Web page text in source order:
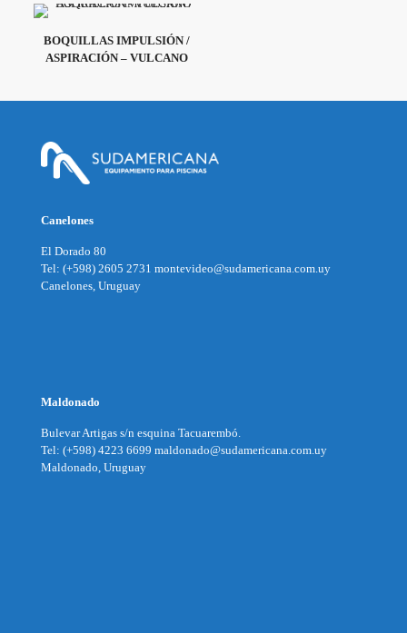
BOQUILLAS IMPULSIÓN /
ASPIRACIÓN – VULCANO
Canelones
El Dorado 80
Tel: (+598) 2605 2731 montevideo@sudamericana.com.uy
Canelones, Uruguay
Maldonado
Bulevar Artigas s/n esquina Tacuarembó.
Tel: (+598) 4223 6699 maldonado@sudamericana.com.uy
Maldonado, Uruguay